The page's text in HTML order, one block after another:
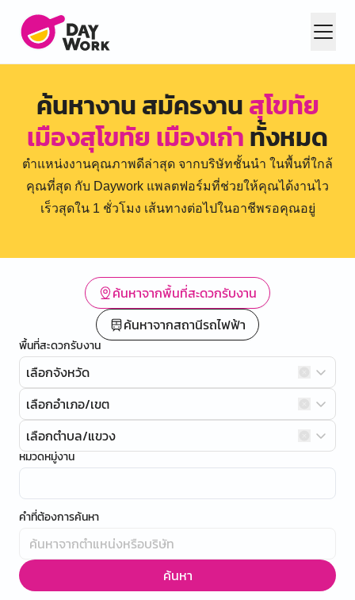
ค้นหางาน สมัครงานสุโขทัย
เมืองสุโขทัย เมืองเก่าทั้งหมด
ตำแหน่งงานคุณภาพดีล่าสุด จากบริษัทชั้นนำ ในพื้นที่ใกล้
คุณที่สุด กับ Daywork แพลตฟอร์มที่ช่วยให้คุณได้งานไว
เร็วสุดใน 1 ชั่วโมง เส้นทางต่อไปในอาชีพรอคุณอยู่
ค้นหาจากพื้นที่สะดวกรับงาน
ค้นหาจากสถานีรถไฟฟ้า
พื้นที่สะดวกรับงาน
เลือกจังหวัด
เลือกอำเภอ/เขต
เลือกตำบล/แขวง
หมวดหมู่งาน
คำที่ต้องการค้นหา
ค้นหา